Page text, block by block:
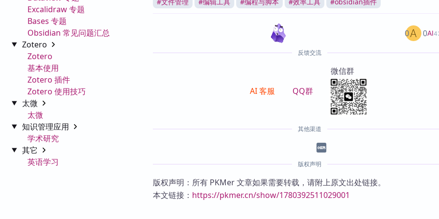
Excalidraw 专题
Bases 专题
Obsidian 常见问题汇总
Zotero
Zotero
基本使用
Zotero 插件
Zotero 使用技巧
太微
太微
知识管理应用
学术研究
其它
英语学习
AI
0 0
反馈交流
AI 客服 QQ群
微信群
其他渠道
版权声明
版权声明：所有 PKMer 文章如果需要转载，请附上原文出处链接。
本文链接： https://pkmer.cn/show/1780392511029001